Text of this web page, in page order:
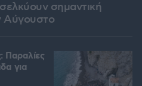
σημαντική
Αύγουστο
Παραλίες
για